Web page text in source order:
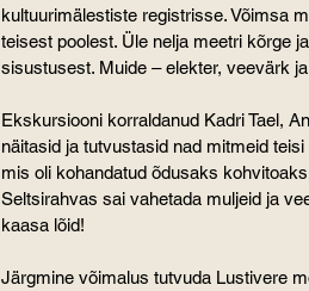
kultuurimälestiste registrisse. Võimsa
teisest poolest. Üle nelja meetri kõrge
sisustusest. Muide – elekter, veevärk
Ekskursiooni korraldanud Kadri Tael,
näitasid ja tutvustasid nad mitmeid
mis oli kohandatud õdusaks
Seltsirahvas sai vahetada muljeid ja
kaasa lõid!
Järgmine võimalus tutvuda Lustivere